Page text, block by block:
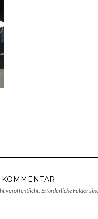
veröffentlicht. Erforderliche Felder